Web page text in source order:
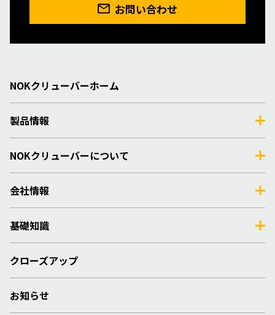
お問い合わせ
NOKクリューバーホーム
製品情報
NOKクリューバーについて
会社情報
基礎知識
クローズアップ
お知らせ